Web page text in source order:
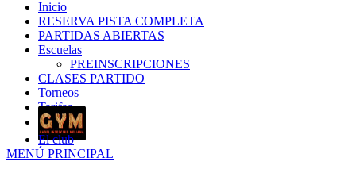
Inicio
RESERVA PISTA COMPLETA
PARTIDAS ABIERTAS
Escuelas
PREINSCRIPCIONES
CLASES PARTIDO
Torneos
Tarifas
El club
MENÚ PRINCIPAL